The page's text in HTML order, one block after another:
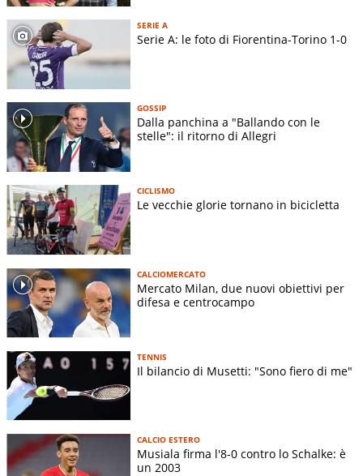
SERIE A
Serie A: le foto di Fiorentina-Torino 1-0
GOSSIP
Dalla panchina a "Ballando con le
stelle": il ritorno di Allegri
CICLISMO
Le vecchie glorie tornano in bicicletta
CALCIOMERCATO
Mercato Milan, due nuovi obiettivi per
difesa e centrocampo
TENNIS
Il bilancio di Musetti: "Sono fiero di me"
CALCIO ESTERO
Musiala firma l'8-0 contro lo Schalke: è
un 2003